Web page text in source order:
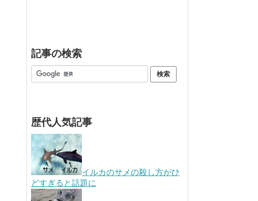
記事の検索
歴代人気記事
イルカのサメの殺し方がひ
どすぎると話題に